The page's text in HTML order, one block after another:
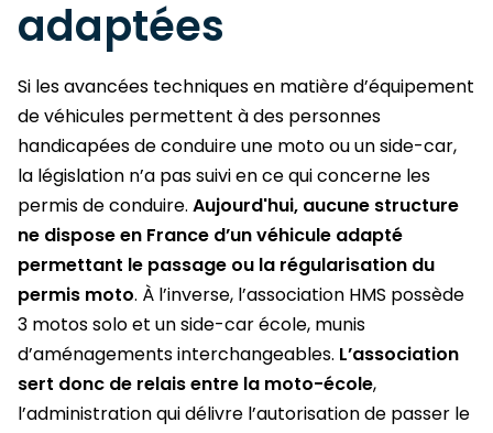
adaptées
Si les avancées techniques en matière d’équipement
de véhicules permettent à des personnes
handicapées de conduire une moto ou un side-car,
la législation n’a pas suivi en ce qui concerne les
permis de conduire. Aujourd'hui, aucune structure
ne dispose en France d’un véhicule adapté
permettant le passage ou la régularisation du
permis moto. À l’inverse, l’association HMS possède
3 motos solo et un side-car école, munis
d’aménagements interchangeables. L’association
sert donc de relais entre la moto-école,
l’administration qui délivre l’autorisation de passer le